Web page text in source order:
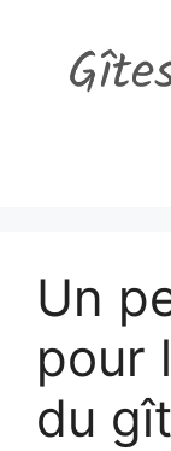
contenu
Un
pour
du